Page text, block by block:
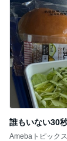
誰もいない30
Amebaトピックス